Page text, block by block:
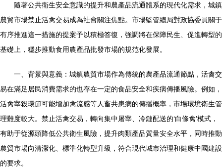
隨著公共衛生安全意識的提升和農產品流通體系的現代化需求，城鎮
農貿市場禁止活禽交易成為社會關注焦點。市場監管總局對政協委員關于
有序推進這一措施的提案予以積極答復，強調將在保障民生、促進轉型的
基礎上，穩步推動食用農產品批發市場的規范化發展。
一、背景與意義：城鎮農貿市場作為傳統的農產品流通節點，活禽交
易在滿足居民消費需求的也存在一定的食品安全和疾病傳播風險。例如，
活禽宰殺環節可能增加禽流感等人畜共患病的傳播概率，市場環境衛生管
理難度較大。禁止活禽交易，轉向集中屠宰、冷鏈配送的‘白條禽’模式，
有助于從源頭降低公共衛生風險，提升肉類產品質量安全水平，同時推動
農貿市場向清潔化、標準化轉型升級，符合現代城市治理和健康中國建設
的要求。